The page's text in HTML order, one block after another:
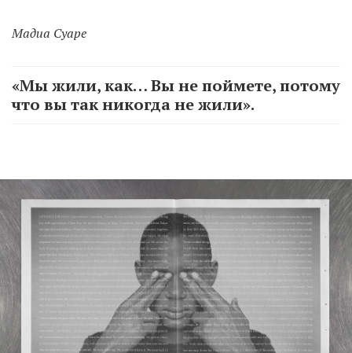
Мадиа Суаре
«Мы жили, как… Вы не поймете, потому
что вы так никогда не жили».